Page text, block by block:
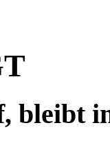
bleibt